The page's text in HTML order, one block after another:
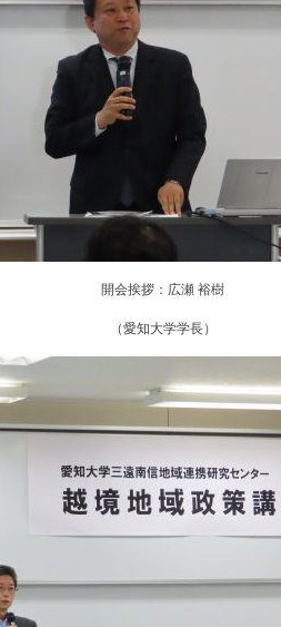
開会挨拶：広瀬 裕樹
（愛知大学学長）